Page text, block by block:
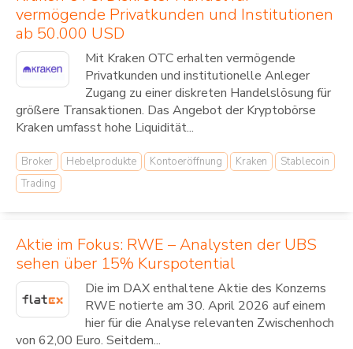
vermögende Privatkunden und Institutionen
ab 50.000 USD
Mit Kraken OTC erhalten vermögende
Privatkunden und institutionelle Anleger
Zugang zu einer diskreten Handelslösung für
größere Transaktionen. Das Angebot der Kryptobörse
Kraken umfasst hohe Liquidität...
Broker Hebelprodukte Kontoeröffnung Kraken
Stablecoin
Trading
Aktie im Fokus: RWE – Analysten der UBS
sehen über 15% Kurspotential
Die im DAX enthaltene Aktie des Konzerns
RWE notierte am 30. April 2026 auf einem
hier für die Analyse relevanten Zwischenhoch
von 62,00 Euro. Seitdem...